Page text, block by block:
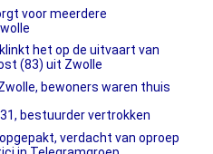
voor meerdere
klinkt het op de uitvaart van
(83) uit Zwolle
bewoners waren thuis
bestuurder vertrokken
verdacht van oproep